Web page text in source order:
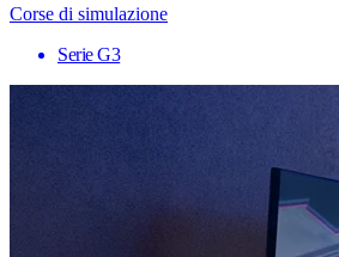
Corse di simulazione
Serie G3